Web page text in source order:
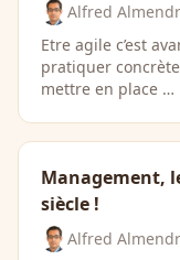
Alfred
Etre agile c’est
pratiquer
mettre en place …
Management,
siècle !
Alfred